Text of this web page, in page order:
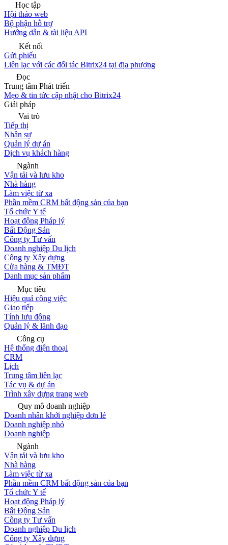
Học tập
Hội thảo web
Bộ phận hỗ trợ
Hướng dẫn & tài liệu API
Kết nối
Gửi phiếu
Liên lạc với các đối tác Bitrix24 tại địa phương
Đọc
Trung tâm Phát triển
Mẹo & tin tức cập nhật cho Bitrix24
Giải pháp
Vai trò
Tiếp thị
Nhân sự
Quản lý dự án
Dịch vụ khách hàng
Ngành
Vận tải và lưu kho
Nhà hàng
Làm việc từ xa
Phần mềm CRM bất động sản của bạn
Tổ chức Y tế
Hoạt động Pháp lý
Bất Động Sản
Công ty Tư vấn
Doanh nghiệp Du lịch
Công ty Xây dựng
Cửa hàng & TMĐT
Danh mục sản phẩm
Mục tiêu
Hiệu quả công việc
Giao tiếp
Tính lưu động
Quản lý & lãnh đạo
Công cụ
Hệ thống điện thoại
CRM
Lịch
Trung tâm liên lạc
Tác vụ & dự án
Trình xây dựng trang web
Quy mô doanh nghiệp
Doanh nhân khởi nghiệp đơn lẻ
Doanh nghiệp nhỏ
Doanh nghiệp
Ngành
Vận tải và lưu kho
Nhà hàng
Làm việc từ xa
Phần mềm CRM bất động sản của bạn
Tổ chức Y tế
Hoạt động Pháp lý
Bất Động Sản
Công ty Tư vấn
Doanh nghiệp Du lịch
Công ty Xây dựng